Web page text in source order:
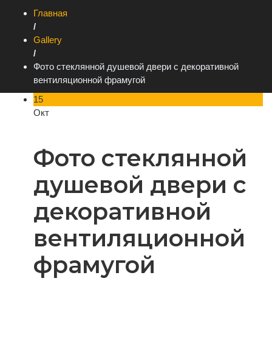
Главная
/
Gallery
/
Фото стеклянной душевой двери с декоративной
вентиляционной фрамугой
15
Окт
Фото стеклянной
душевой двери с
декоративной
вентиляционной
фрамугой